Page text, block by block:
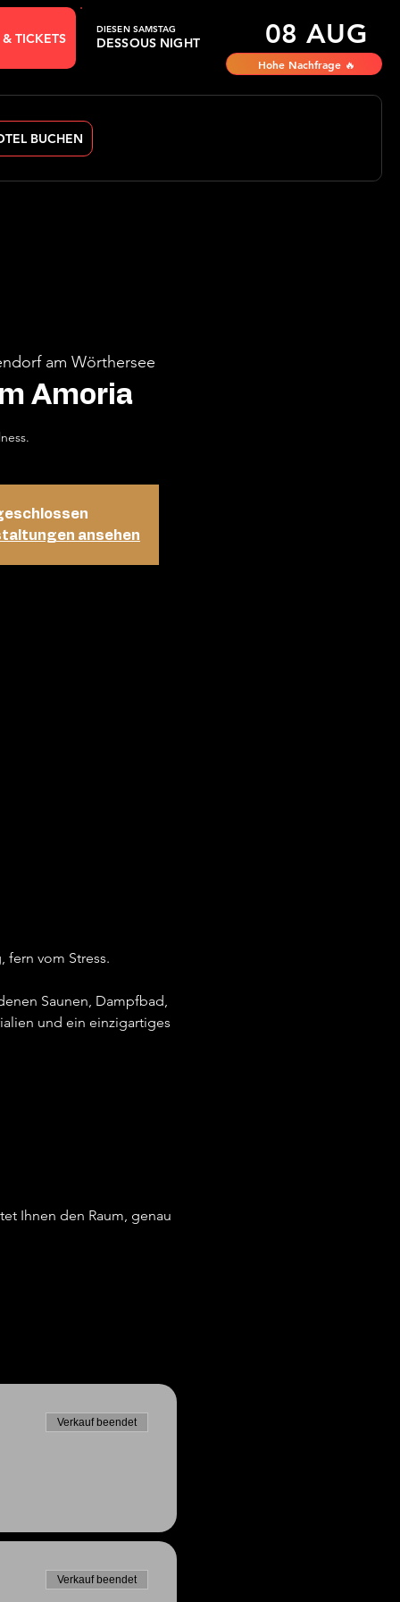
TICKETS DESSOUS NIGHT 08 AUG
DIESEN SAMSTAG
Hohe Nachfrage 🔥
BUCHEN
am Wörthersee
Amoria
ansehen
fern vom Stress.
Saunen, Dampfbad,
und ein einzigartiges
Ihnen den Raum, genau
Verkauf beendet
Verkauf beendet